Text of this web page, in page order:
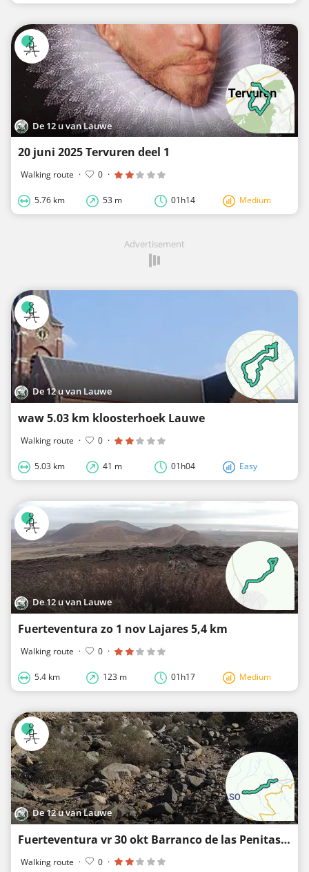
De 12 u van Lauwe
20 juni 2025 Tervuren deel 1
Walking route · 0 ·
5.76 km 53 m 01h14 Medium
Advertisement
De 12 u van Lauwe
waw 5.03 km kloosterhoek Lauwe
Walking route · 0 ·
5.03 km 41 m 01h04 Easy
De 12 u van Lauwe
Fuerteventura zo 1 nov Lajares 5,4 km
Walking route · 0 ·
5.4 km 123 m 01h17 Medium
De 12 u van Lauwe
Fuerteventura vr 30 okt Barranco de las Penitas 4 km
Walking route · 0 ·